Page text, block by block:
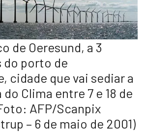
de Oeresund, a 3
porto de
cidade que vai sediar a
Clima entre 7 e 18 de
AFP/Scanpix
– 6 de maio de 2001)